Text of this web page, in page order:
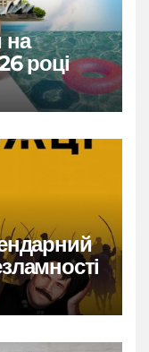
на
році